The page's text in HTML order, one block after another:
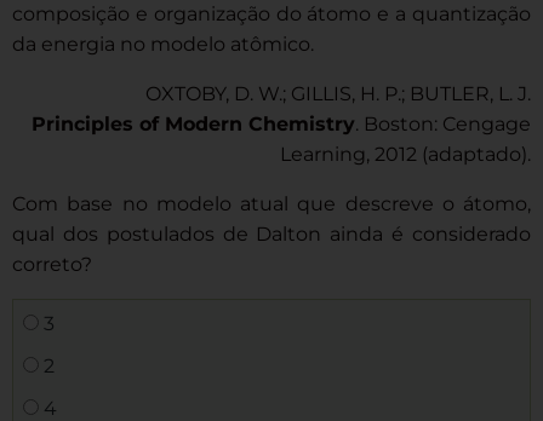
composição e organização do átomo e a quantização
da energia no modelo atômico.
OXTOBY, D. W.; GILLIS, H. P.; BUTLER, L. J.
Principles of Modern Chemistry. Boston: Cengage
Learning, 2012 (adaptado).
Com base no modelo atual que descreve o átomo,
qual dos postulados de Dalton ainda é considerado
correto?
3
2
4